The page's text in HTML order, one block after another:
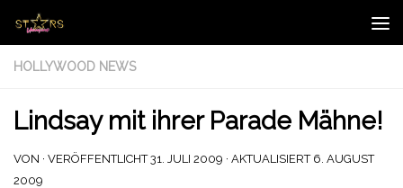
Zum Inhalt springen
HOLLYWOOD NEWS
Lindsay mit ihrer Parade Mähne!
VON · VERÖFFENTLICHT31. JULI 2009 · AKTUALISIERT 6. AUGUST
2009